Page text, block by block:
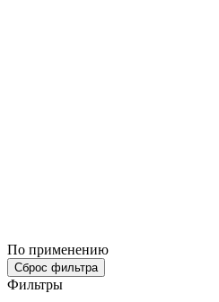
По применению
Сброс фильтра
Фильтры